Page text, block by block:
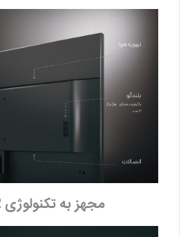
مجهز به تکنولوژی HDR :